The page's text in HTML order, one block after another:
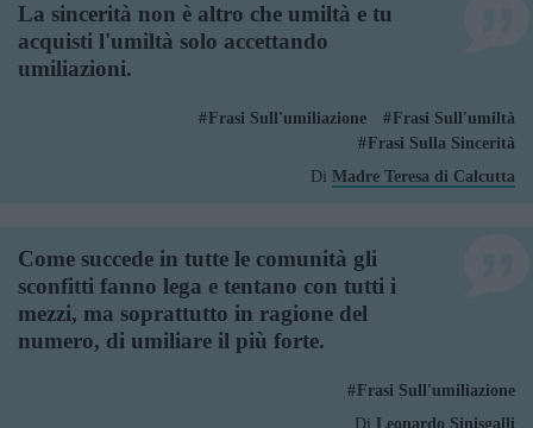
La sincerità non è altro che umiltà e tu
acquisti l'umiltà solo accettando
umiliazioni.
Frasi Sull'umiliazione
Frasi Sull'umiltà
Frasi Sulla Sincerità
Di Madre Teresa di Calcutta
Come succede in tutte le comunità gli
sconfitti fanno lega e tentano con tutti i
mezzi, ma soprattutto in ragione del
numero, di umiliare il più forte.
Frasi Sull'umiliazione
Di Leonardo Sinisgalli